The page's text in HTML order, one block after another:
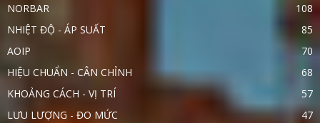
NORBAR
108
NHIỆT ĐỘ - ÁP SUẤT
85
AOIP
70
HIỆU CHUẨN - CÂN CHỈNH
68
KHOẢNG CÁCH - VỊ TRÍ
57
LƯU LƯỢNG - ĐO MỨC
47